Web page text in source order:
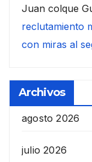
Juan colque
reclutamiento
con miras al
Archivos
agosto 2026
julio 2026